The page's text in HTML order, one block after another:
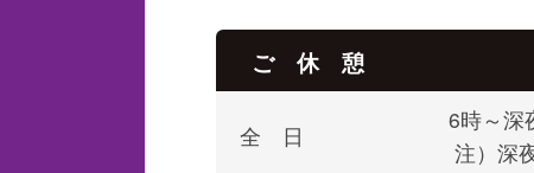
ご 休 憩
全 日
6時～
注）深